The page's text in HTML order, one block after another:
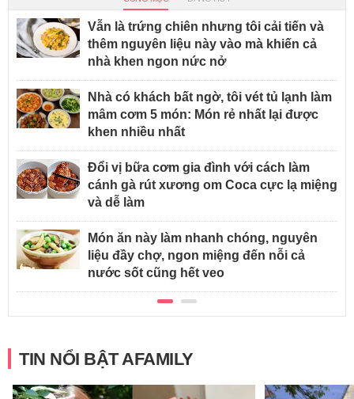
Vẫn là trứng chiên nhưng tôi cải tiến và
thêm nguyên liệu này vào mà khiến cả
nhà khen ngon nức nở
Nhà có khách bất ngờ, tôi vét tủ lạnh làm
mâm cơm 5 món: Món rẻ nhất lại được
khen nhiều nhất
Đổi vị bữa cơm gia đình với cách làm
cánh gà rút xương om Coca cực lạ miệng
và dễ làm
Món ăn này làm nhanh chóng, nguyên
liệu đầy chợ, ngon miệng đến nỗi cả
nước sốt cũng hết veo
TIN NỔI BẬT AFAMILY